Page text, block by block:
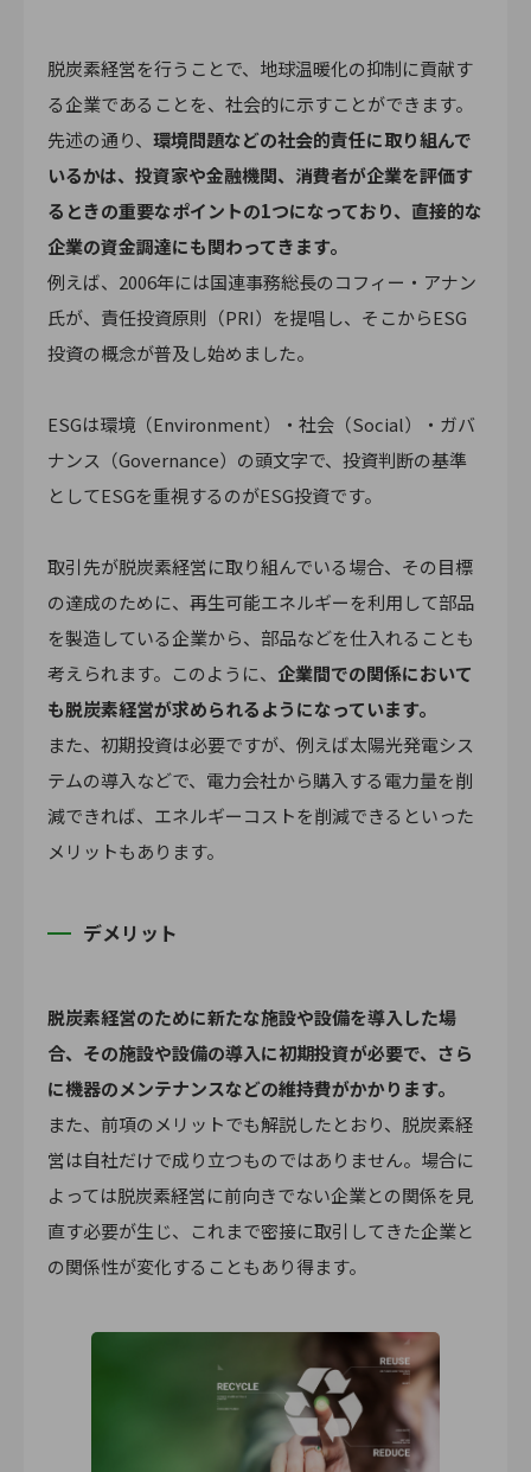
脱炭素経営を行うことで、地球温暖化の抑制に貢献す
る企業であることを、社会的に示すことができます。
先述の通り、 環境問題などの社会的責任に取り組んで
いるかは、投資家や金融機関、消費者が企業を評価す
るときの重要なポイントの1つになっており、直接的な
企業の資金調達にも関わってきます。
例えば、2006年には国連事務総長のコフィー・アナン
氏が、責任投資原則（PRI）を提唱し、そこからESG
投資の概念が普及し始めました。
ESGは環境（Environment）・社会（Social）・ガバ
ナンス（Governance）の頭文字で、投資判断の基準
としてESGを重視するのがESG投資です。
取引先が脱炭素経営に取り組んでいる場合、その目標
の達成のために、再生可能エネルギーを利用して部品
を製造している企業から、部品などを仕入れることも
考えられます。このように、 企業間での関係において
も脱炭素経営が求められるようになっています。
また、初期投資は必要ですが、例えば太陽光発電シス
テムの導入などで、電力会社から購入する電力量を削
減できれば、エネルギーコストを削減できるといった
メリットもあります。
デメリット
脱炭素経営のために新たな施設や設備を導入した場
合、その施設や設備の導入に初期投資が必要で、さら
に機器のメンテナンスなどの維持費がかかります。
また、前項のメリットでも解説したとおり、脱炭素経
営は自社だけで成り立つものではありません。場合に
よっては脱炭素経営に前向きでない企業との関係を見
直す必要が生じ、これまで密接に取引してきた企業と
の関係性が変化することもあり得ます。